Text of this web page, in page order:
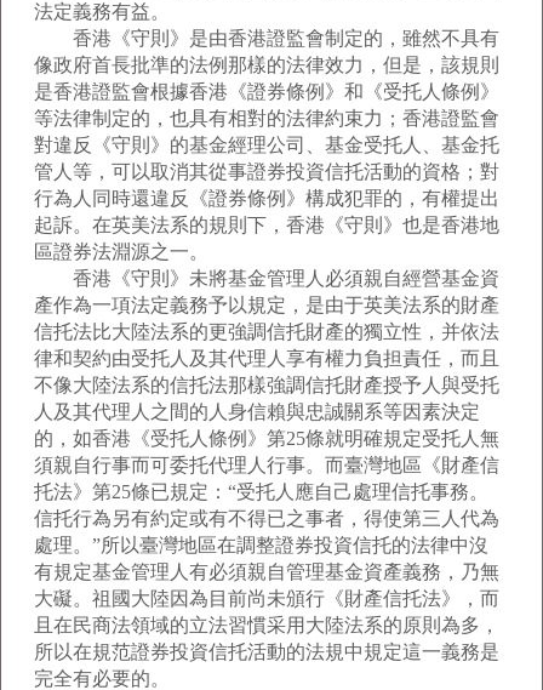
法定義務有益。
香港《守則》是由香港證監會制定的，雖然不具有
像政府首長批準的法例那樣的法律效力，但是，該規則
是香港證監會根據香港《證券條例》和《受托人條例》
等法律制定的，也具有相對的法律約束力；香港證監會
對違反《守則》的基金經理公司、基金受托人、基金托
管人等，可以取消其從事證券投資信托活動的資格；對
行為人同時還違反《證券條例》構成犯罪的，有權提出
起訴。在英美法系的規則下，香港《守則》也是香港地
區證券法淵源之一。
香港《守則》未將基金管理人必須親自經營基金資
產作為一項法定義務予以規定，是由于英美法系的財產
信托法比大陸法系的更強調信托財產的獨立性，并依法
律和契約由受托人及其代理人享有權力負担責任，而且
不像大陸法系的信托法那樣強調信托財產授予人與受托
人及其代理人之間的人身信賴與忠誠關系等因素決定
的，如香港《受托人條例》第25條就明確規定受托人無
須親自行事而可委托代理人行事。而臺灣地區《財產信
托法》第25條已規定：“受托人應自己處理信托事務。
信托行為另有約定或有不得已之事者，得使第三人代為
處理。”所以臺灣地區在調整證券投資信托的法律中沒
有規定基金管理人有必須親自管理基金資產義務，乃無
大礙。祖國大陸因為目前尚未頒行《財產信托法》，而
且在民商法領域的立法習慣采用大陸法系的原則為多，
所以在規范證券投資信托活動的法規中規定這一義務是
完全有必要的。